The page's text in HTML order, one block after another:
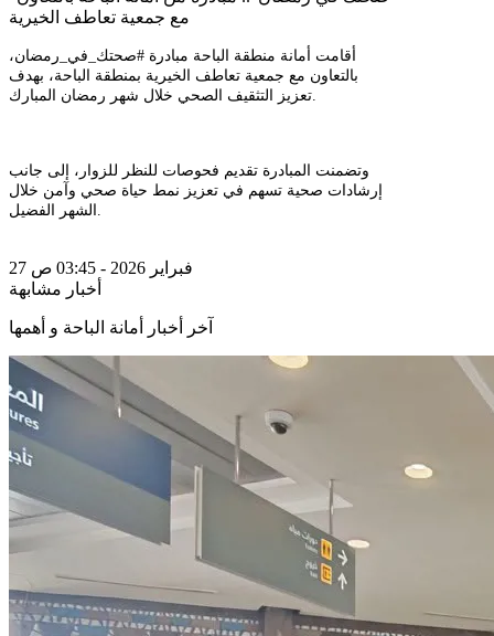
مع جمعية تعاطف الخيرية
أقامت أمانة منطقة الباحة مبادرة #صحتك_في_رمضان،
بالتعاون مع جمعية تعاطف الخيرية بمنطقة الباحة، بهدف
تعزيز التثقيف الصحي خلال شهر رمضان المبارك.
وتضمنت المبادرة تقديم فحوصات للنظر للزوار، إلى جانب
إرشادات صحية تسهم في تعزيز نمط حياة صحي وآمن خلال
الشهر الفضيل.
27 فبراير 2026 - 03:45 ص
أخبار مشابهة
آخر أخبار أمانة الباحة و أهمها